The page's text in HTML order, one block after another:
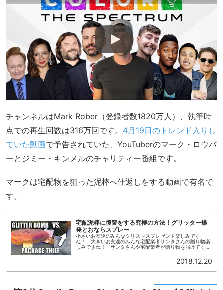
チャンネルはMark Rober（登録者数1820万人）、執筆時
点での再生回数は316万回です。 4月19日のトレンド入りし
ていた動画で予告されていた、YouTuberのマーク・ロウバ
ーとジミー・キンメルのチャリティー番組です。
マークは宅配物を狙った泥棒へ仕返しをする動画で有名で
す。
宅配泥棒に復讐をする究極の方法！グリッター爆
発とおならスプレー
小さいお友達のみんなクリスマスプレゼント楽しみです
ね！ 大きいお友達のみんな宅配業者サンタさんの贈り物楽
しみですね！ サンタさんや宅配業者が贈り物を届けてくれ
2018.12.20